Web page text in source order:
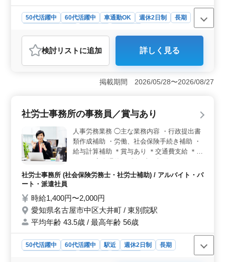
50代活躍中 60代活躍中 車通勤OK 週休2日制
長期
社労士事務所
おすすめポイント
＜働きやすい勤務環境＞ 完全週休2日制（土日祝休み）
のため、プライベートとの両立を図りながら働ける環境
です。基本的に残業もなく、落ち着いた働き方を希望す
成金申請補助などを担当します。社労士事務所で培った
経験や知識を活かしながら、即戦力として活躍できる環
境です。 ＜マイカー通勤可能な職場＞ マイカー通
勤が可能なため、自分に合った通勤スタイルを選べま
す。賞与や社会保険完備に加え、介護休業・看護休暇取
得実績など福利厚生も整っており、安心して長く働ける
環境です。
検討リスト に追加 詳しく見る
掲載期間 2026/05/28〜2026/08/27
社労士事務所の事務員／賞与あり
人事労務業務 ◯主な業務内容 ・行政提出書
類作成補助 ・労働、社会保険手続き補助 ・
給与計算補助 ＊賞与あり ＊交通費支給 ＊駅
までの経験を存分に発揮して頂けます！ 充
社労士事務所 (社会保険労務士・社労士補助) / アルバイト・パ
ート・派遣社員
時給1,400円〜2,000円
愛知県名古屋市中区大井町 / 東別院駅
平均年齢 43.5歳 / 最高年齢 56歳
50代活躍中 60代活躍中 駅近 週休2日制
長期